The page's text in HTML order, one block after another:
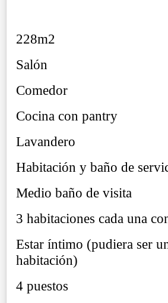
228m2
Salón
Comedor
Cocina con pantry
Lavandero
Habitación y baño de
Medio baño de visita
3 habitaciones cada una
Estar íntimo (pudiera ser
habitación)
4 puestos